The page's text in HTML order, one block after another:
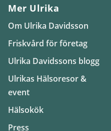
Mer Ulrika
Om Ulrika Davidsson
Friskvård för företag
Ulrika Davidssons blogg
Ulrikas Hälsoresor &
event
Hälsokök
Press